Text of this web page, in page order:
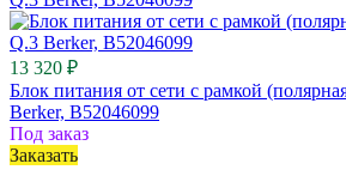
13 320 ₽
Блок питания от сети с рамкой
Berker, B52046099
Под заказ
Заказать